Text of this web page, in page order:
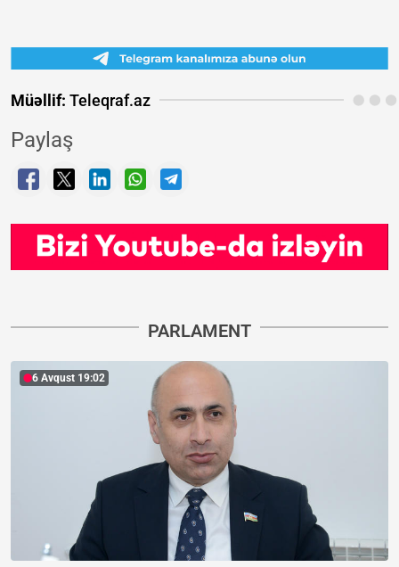
Müəllif: Teleqraf.az
Paylaş
PARLAMENT
6 Avqust 19:02